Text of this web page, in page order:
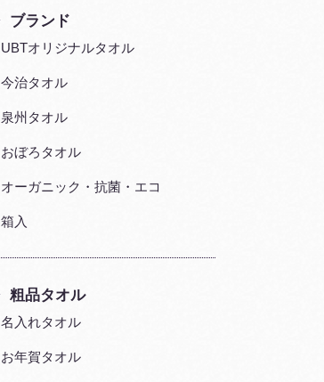
ブランド
UBTオリジナルタオル
今治タオル
泉州タオル
おぼろタオル
オーガニック・抗菌・エコ
箱入
粗品タオル
名入れタオル
お年賀タオル